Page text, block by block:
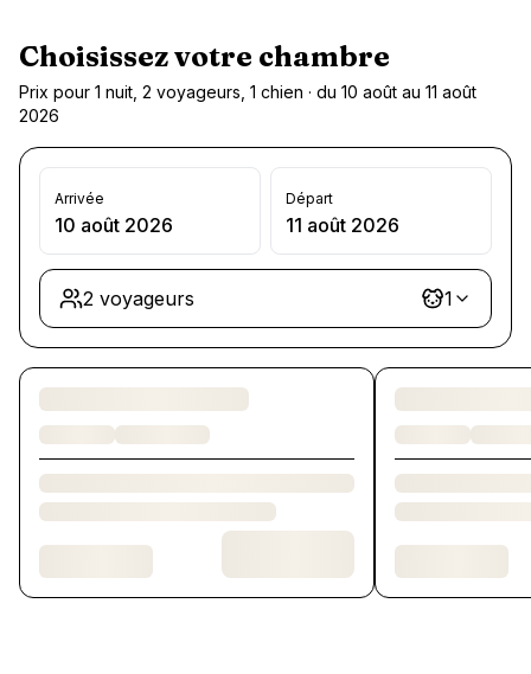
Choisissez votre chambre
Prix pour 1 nuit, 2 voyageurs, 1 chien · du 10 août au 11 août
2026
Arrivée
10 août 2026
Départ
11 août 2026
2 voyageurs 1
Chargement des chambres et des formules…